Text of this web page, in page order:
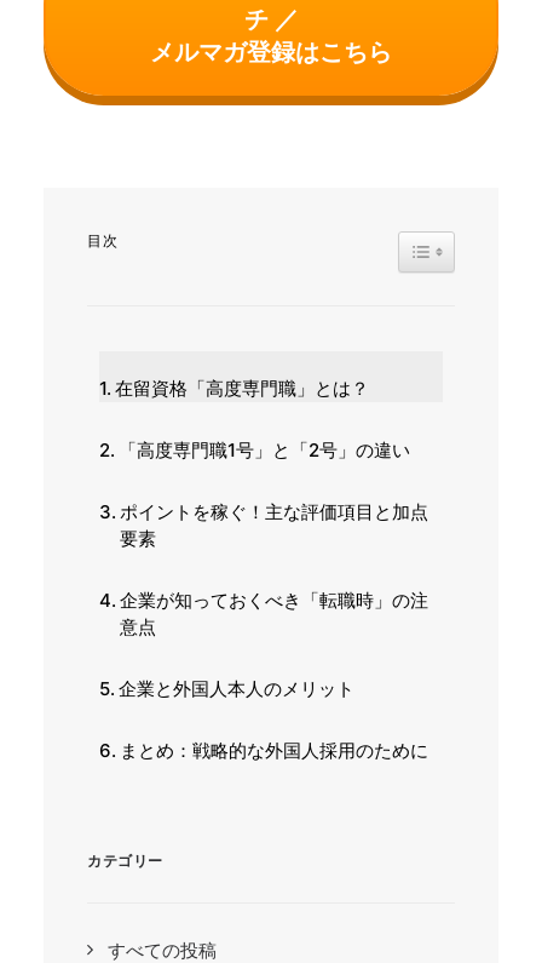
チ ／
メルマガ登録はこちら
目次 TOGGLE
在留資格「高度専門職」とは？
「高度専門職1号」と「2号」の違い
ポイントを稼ぐ！主な評価項目と加点
要素
企業が知っておくべき「転職時」の注
意点
企業と外国人本人のメリット
まとめ：戦略的な外国人採用のために
カテゴリー
すべての投稿